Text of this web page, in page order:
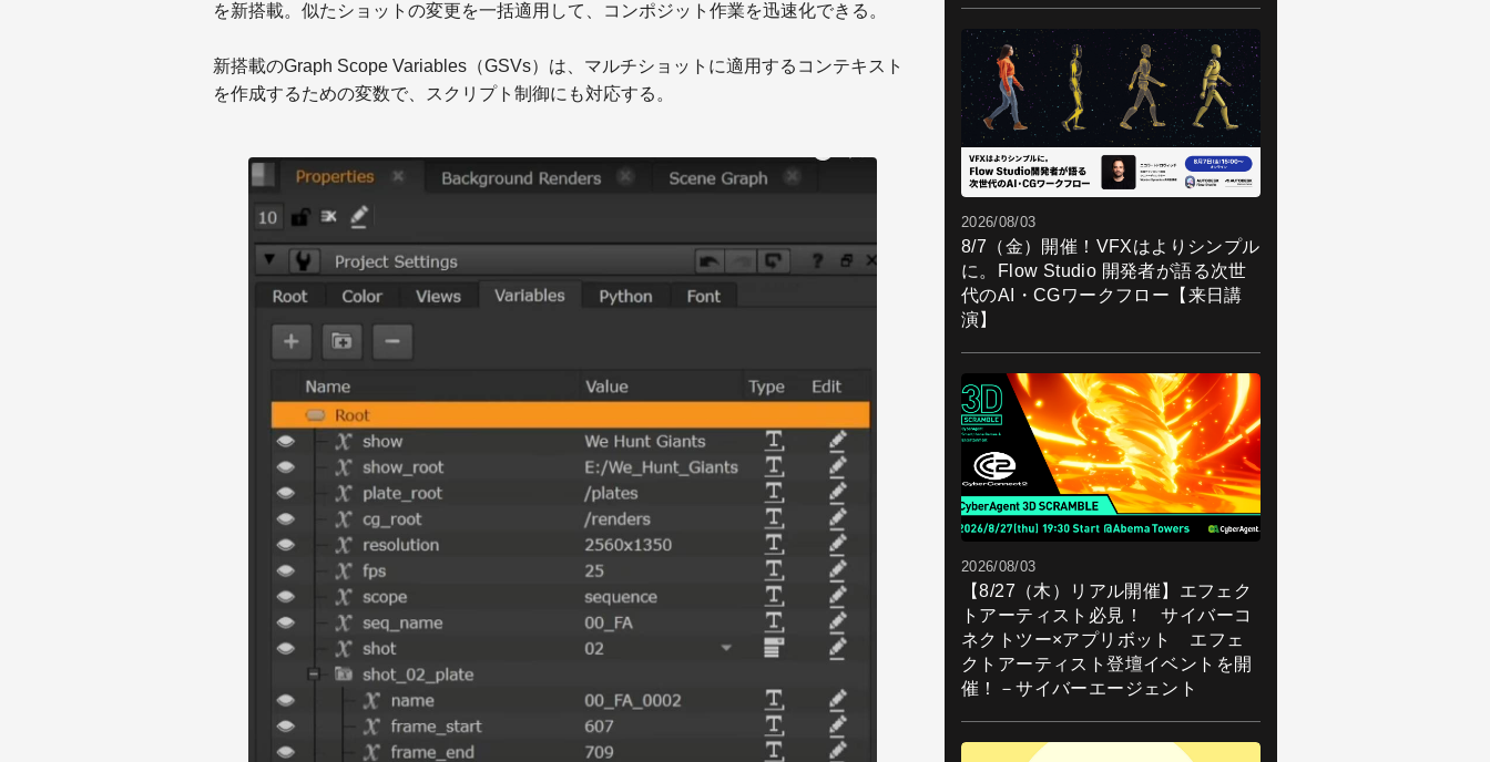
を新搭載。似たショットの変更を一括適用して、コンポジット作業を迅速化できる。
新搭載のGraph Scope Variables（GSVs）は、マルチショットに適用するコンテキスト
を作成するための変数で、スクリプト制御にも対応する。
2026/08/03
8/7（金）開催！VFXはよりシンプル
に。Flow Studio 開発者が語る次世
代のAI・CGワークフロー【来日講
演】
2026/08/03
【8/27（木）リアル開催】エフェク
トアーティスト必見！ サイバーコ
ネクトツー×アプリボット エフェ
クトアーティスト登壇イベントを開
催！－サイバーエージェント